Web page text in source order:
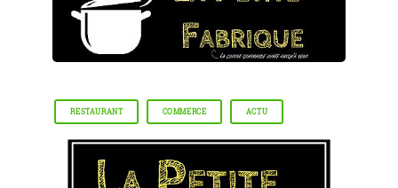
RESTAURANT COMMERCE ACTU